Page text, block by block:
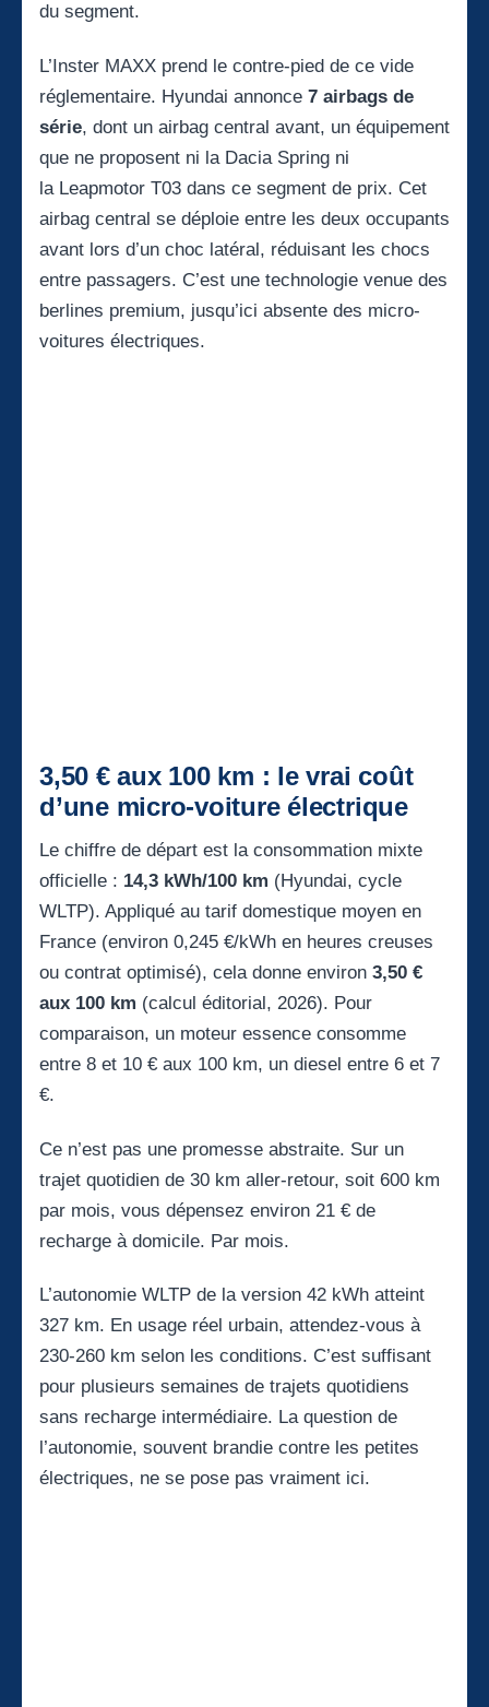
du segment.
L’Inster MAXX prend le contre-pied de ce vide
réglementaire. Hyundai annonce 7 airbags de
série, dont un airbag central avant, un équipement
que ne proposent ni la Dacia Spring ni
la Leapmotor T03 dans ce segment de prix. Cet
airbag central se déploie entre les deux occupants
avant lors d’un choc latéral, réduisant les chocs
entre passagers. C’est une technologie venue des
berlines premium, jusqu’ici absente des micro-
voitures électriques.
3,50 € aux 100 km : le vrai coût
d’une micro-voiture électrique
Le chiffre de départ est la consommation mixte
officielle : 14,3 kWh/100 km (Hyundai, cycle
WLTP). Appliqué au tarif domestique moyen en
France (environ 0,245 €/kWh en heures creuses
ou contrat optimisé), cela donne environ 3,50 €
aux 100 km (calcul éditorial, 2026). Pour
comparaison, un moteur essence consomme
entre 8 et 10 € aux 100 km, un diesel entre 6 et 7
€.
Ce n’est pas une promesse abstraite. Sur un
trajet quotidien de 30 km aller-retour, soit 600 km
par mois, vous dépensez environ 21 € de
recharge à domicile. Par mois.
L’autonomie WLTP de la version 42 kWh atteint
327 km. En usage réel urbain, attendez-vous à
230-260 km selon les conditions. C’est suffisant
pour plusieurs semaines de trajets quotidiens
sans recharge intermédiaire. La question de
l’autonomie, souvent brandie contre les petites
électriques, ne se pose pas vraiment ici.